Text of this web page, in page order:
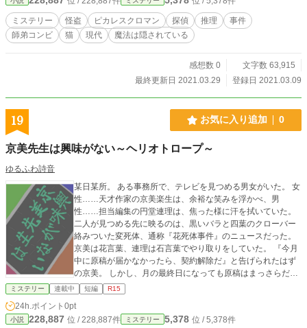
う。▼ 小説家になろう、カクヨム、アルファポリスに投稿しております
ミステリー 怪盗 ピカレスクロマン 探偵 推理
事件
師弟コンビ
猫 現代 魔法は隠されている
感想数 0
文字数 63,915
最終更新日 2021.03.29
登録日 2021.03.09
19 お気に入り追加 0
京美先生は興味がない～ヘリオトロープ～
ゆるふわ詩音
某日某所。 ある事務所で、テレビを見つめる男女がいた。 女
性……天才作家の京美楽生は、余裕な笑みを浮かべ、男
性……担当編集の円堂連理は、焦った様に汗を拭いていた。
二人が見つめる先に映るのは、黒いバラと四葉のクローバー
絡みついた変死体、通称『花死体事件』のニュースだった。
京美は花言葉、連理は石言葉でやり取りをしていた。 『今月
中に原稿が届かなかったら、契約解除だ』と告げられたはず
の京美。 しかし、月の最終日になっても原稿はまっさらだっ
た。 それに、もう一つの時間制限が課された。 『本日中に花
死体の推察を公開しろ。さもないと、次の花死体を咲かせ
る』と、ネタを提供しに来た男性……吉鳥談からの花束の中
にあった手紙によって。 そして、持ち込まれたネタは『花死
ミステリー 連載中 短編 R15
24h.ポイント 0pt
小説 228,887 位 / 228,887件 ミステリー 5,378 位 / 5,378件